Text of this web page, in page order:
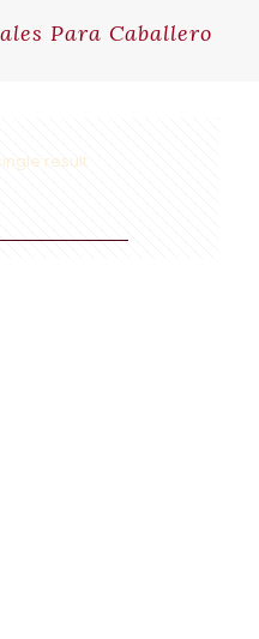
Para Caballero
result